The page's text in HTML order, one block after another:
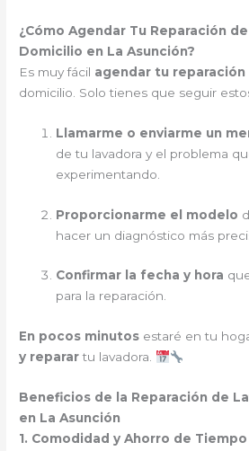
¿Cómo Agendar Tu Reparación
Domicilio en La Asunción?
Es muy fácil agendar tu reparación
domicilio. Solo tienes que seguir
Llamarme o enviarme un
de tu lavadora y el problema
experimentando.
Proporcionarme el modelo
hacer un diagnóstico más
Confirmar la fecha y hora
para la reparación.
En pocos minutos estaré en tu
y reparartu lavadora.
Beneficios de la Reparación de
en La Asunción
1. Comodidad y Ahorro de Tiempo